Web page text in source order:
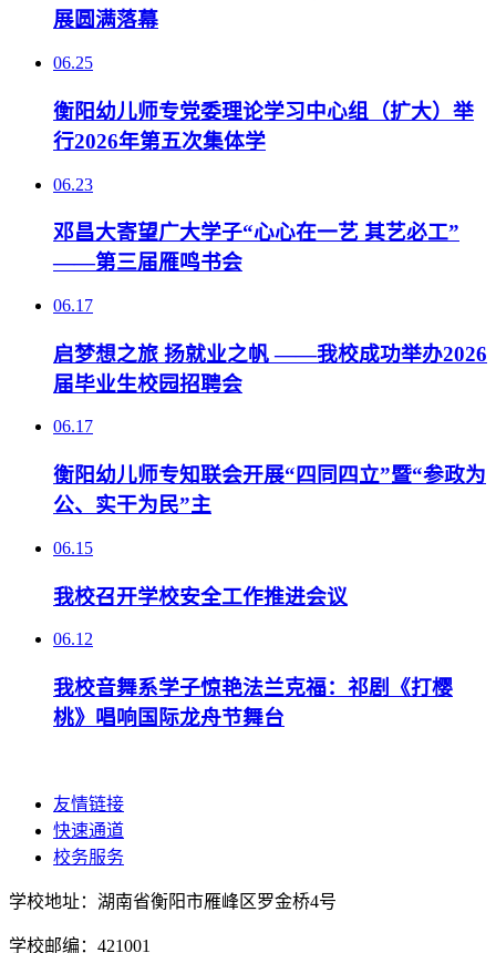
展圆满落幕
06.25
衡阳幼儿师专党委理论学习中心组（扩大）举
行2026年第五次集体学
06.23
邓昌大寄望广大学子“心心在一艺 其艺必工”
——第三届雁鸣书会
06.17
启梦想之旅 扬就业之帆 ——我校成功举办2026
届毕业生校园招聘会
06.17
衡阳幼儿师专知联会开展“四同四立”暨“参政为
公、实干为民”主
06.15
我校召开学校安全工作推进会议
06.12
我校音舞系学子惊艳法兰克福：祁剧《打樱
桃》唱响国际龙舟节舞台
友情链接
快速通道
校务服务
学校地址：湖南省衡阳市雁峰区罗金桥4号
学校邮编：421001